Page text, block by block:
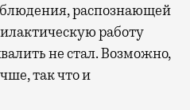
распознающей
работу
не стал. Возможно,
так что и